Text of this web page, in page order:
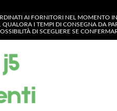
AI FORNITORI NEL MOMENTO IN
I TEMPI DI CONSEGNA DA
DI SCEGLIERE SE